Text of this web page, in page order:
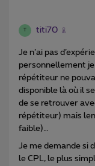
titi70
Je n’ai pas
personnellement
répétiteur ne
disponible là où il
de se retrouver
répétiteur) mais
faible)…
Je me demande si
le CPL, le plus